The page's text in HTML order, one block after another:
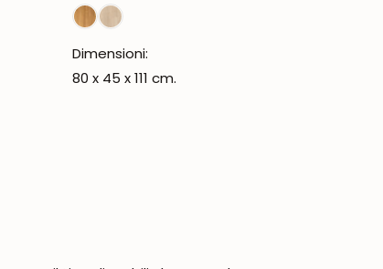
Dimensioni:
80 x 45 x 111 cm.